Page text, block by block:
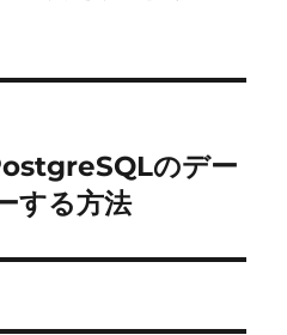
のデー
する方法